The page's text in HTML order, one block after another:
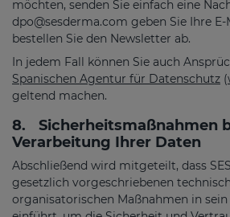
möchten, senden Sie einfach eine
dpo@sesderma.com geben Sie Ihre
bestellen Sie den Newsletter ab.
In jedem Fall können Sie auch
Spanischen Agentur für Datenschutz (
geltend machen.
8.
Sicherheitsmaßnahmen
Verarbeitung Ihrer Daten
Abschließend wird mitgeteilt, dass
gesetzlich vorgeschriebenen
organisatorischen Maßnahmen in